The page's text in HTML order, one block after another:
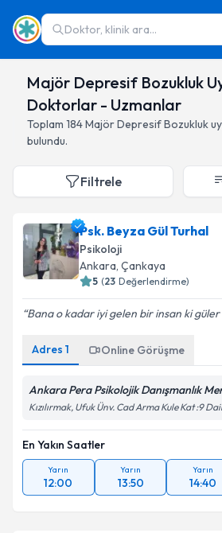
Doktor, klinik ara...
Majör Depresif Bozukluk
Doktorlar - Uzmanlar
Toplam 184Majör Depresif Bozukluk
bulundu.
Filtrele
Psk. Beyza Gül Turhal
Psikoloji
Ankara, Çankaya
5 (23 Değerlendirme)
Bana o kadar iyi gelen bir insan ki güler
Adres 1 Online Görüşme
Ankara Pera Psikolojik Danışmanlık
Kızılırmak, Ufuk Ünv. Cad Arma Kule Kat :9
En Yakın Saatler
Yarın
12:00
Yarın
13:50
Yarın
14:40